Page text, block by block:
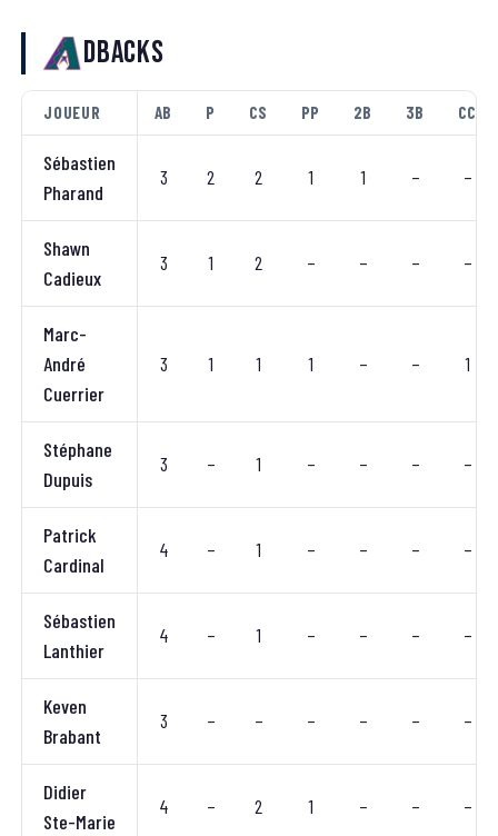
Dbacks
JOUEUR AB P CS PP 2B 3B CC
Sébastien
Pharand
3 2 2 1 1 – –
Shawn
Cadieux
3 1 2 – – – –
Marc-
André
Cuerrier
3 1 1 1 – – 1
Stéphane
Dupuis
3 – 1 – – – –
Patrick
Cardinal
4 – 1 – – – –
Sébastien
Lanthier
4 – 1 – – – –
Keven
Brabant
3 – – – – – –
Didier
Ste-Marie
4 – 2 1 – – –